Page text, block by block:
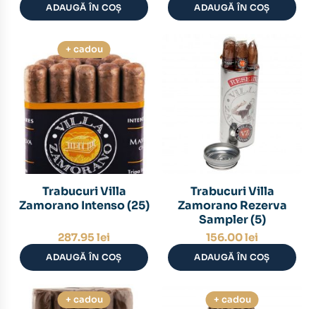
ADAUGĂ ÎN COȘ ADAUGĂ ÎN COȘ
+ cadou
Trabucuri Villa
Zamorano Intenso (25)
287.95 lei
ADAUGĂ ÎN COȘ
Trabucuri Villa
Zamorano Rezerva
Sampler (5)
156.00lei
ADAUGĂ ÎN COȘ
+ cadou + cadou